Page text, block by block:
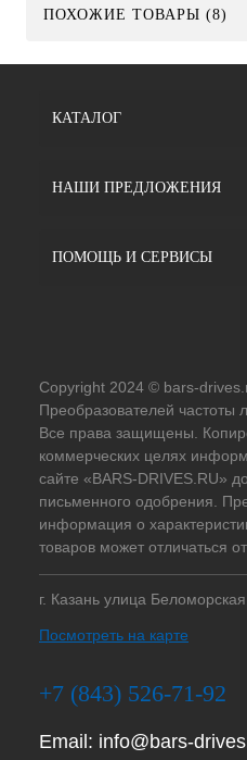
ПОХОЖИЕ ТОВАРЫ (8)
КАТАЛОГ
НАШИ ПРЕДЛОЖЕНИЯ
ПОМОЩЬ И СЕРВИСЫ
Copyright 2024 © bars-
Преобразователей частоты
Все права защищены.
коммерческих целях
сайте «BARS-DRIVES.RU»
письменного одобрения.
информация о
товаров может отличаться
г. Казань улица
Посмотреть на карте
+7 (843) 526-71-92
Email: info@bars-